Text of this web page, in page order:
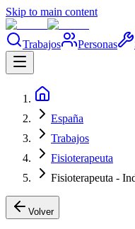
Skip to main content
Trabajos Personas
España
Trabajos
Fisioterapeuta
Fisioterapeuta -
Volver